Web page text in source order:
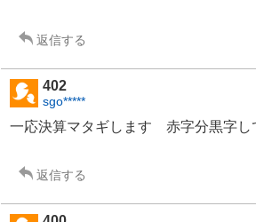
返信する
402
sgo*****
一応決算マタギします 赤字分黒字し
返信する